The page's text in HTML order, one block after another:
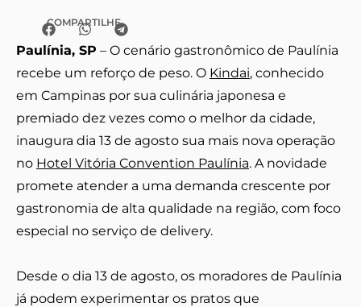
COMPARTILHE
Paulínia, SP – O cenário gastronômico de Paulínia
recebe um reforço de peso. O Kindai, conhecido
em Campinas por sua culinária japonesa e
premiado dez vezes como o melhor da cidade,
inaugura dia 13 de agosto sua mais nova operação
no Hotel Vitória Convention Paulínia. A novidade
promete atender a uma demanda crescente por
gastronomia de alta qualidade na região, com foco
especial no serviço de delivery.
Desde o dia 13 de agosto, os moradores de Paulínia
já podem experimentar os pratos que